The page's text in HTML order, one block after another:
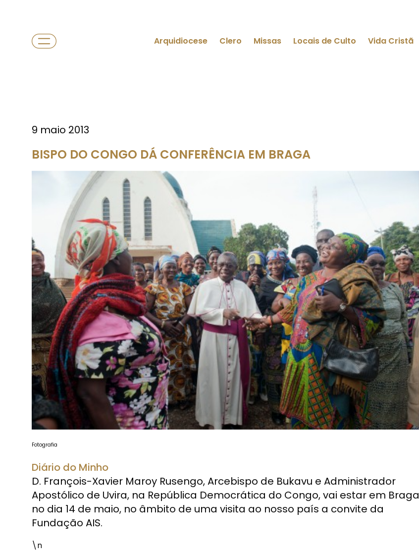
Arquidiocese Clero Missas Locais de Culto Vida Cristã
9 maio 2013
BISPO DO CONGO DÁ CONFERÊNCIA EM BRAGA
Fotografia
Diário do Minho
D. François-Xavier Maroy Rusengo, Arcebispo de Bukavu e Administrador
Apostólico de Uvira, na República Democrática do Congo, vai estar em Braga
no dia 14 de maio, no âmbito de uma visita ao nosso país a convite da
Fundação AIS.
\n